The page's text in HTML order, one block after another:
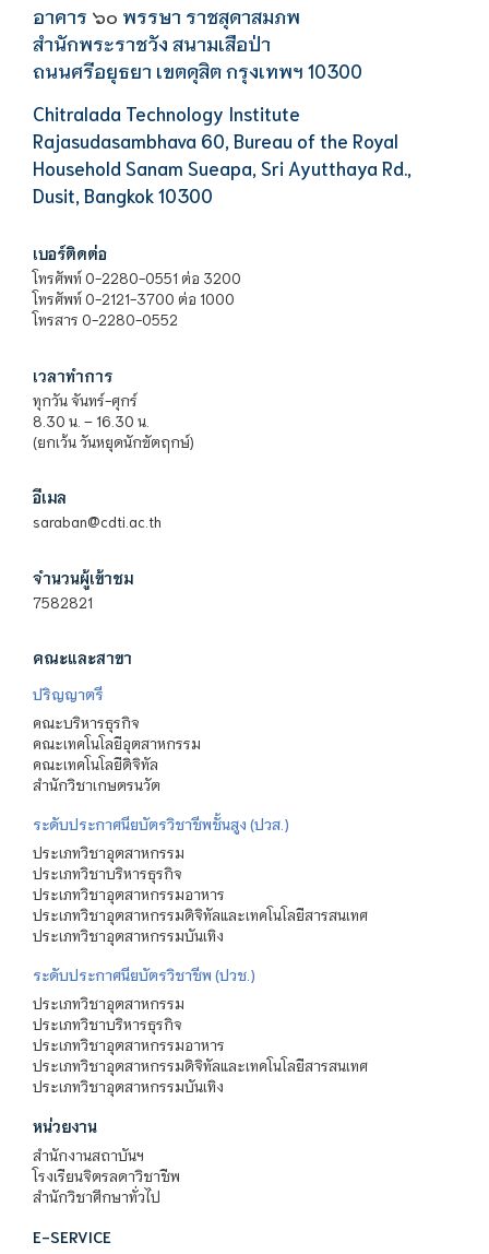
อาคาร ๖๐ พรรษา ราชสุดาสมภพ
สำนักพระราชวัง สนามเสือป่า
ถนนศรีอยุธยา เขตดุสิต กรุงเทพฯ 10300
Chitralada Technology Institute
Rajasudasambhava 60, Bureau of the Royal
Household Sanam Sueapa, Sri Ayutthaya Rd.,
Dusit, Bangkok 10300
เบอร์ติดต่อ
โทรศัพท์ 0-2280-0551 ต่อ 3200
โทรศัพท์ 0-2121-3700 ต่อ 1000
โทรสาร 0-2280-0552
เวลาทำการ
ทุกวัน จันทร์-ศุกร์
8.30 น. – 16.30 น.
(ยกเว้น วันหยุดนักขัตฤกษ์)
อีเมล
saraban@cdti.ac.th
จำนวนผู้เข้าชม
7582821
คณะและสาขา
ปริญญาตรี
คณะบริหารธุรกิจ
คณะเทคโนโลยีอุตสาหกรรม
คณะเทคโนโลยีดิจิทัล
สำนักวิชาเกษตรนวัต
ระดับประกาศนียบัตรวิชาชีพชั้นสูง (ปวส.)
ประเภทวิชาอุตสาหกรรม
ประเภทวิชาบริหารธุรกิจ
ประเภทวิชาอุตสาหกรรมอาหาร
ประเภทวิชาอุตสาหกรรมดิจิทัลและเทคโนโลยีสารสนเทศ
ประเภทวิชาอุตสาหกรรมบันเทิง
ระดับประกาศนียบัตรวิชาชีพ (ปวช.)
ประเภทวิชาอุตสาหกรรม
ประเภทวิชาบริหารธุรกิจ
ประเภทวิชาอุตสาหกรรมอาหาร
ประเภทวิชาอุตสาหกรรมดิจิทัลและเทคโนโลยีสารสนเทศ
ประเภทวิชาอุตสาหกรรมบันเทิง
หน่วยงาน
สำนักงานสถาบันฯ
โรงเรียนจิตรลดาวิชาชีพ
สำนักวิชาศึกษาทั่วไป
E-SERVICE